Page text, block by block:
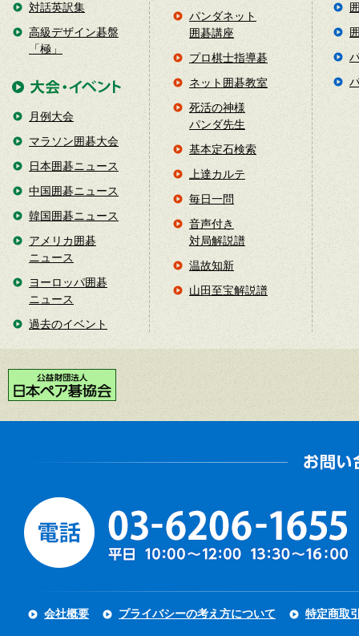
対話英訳集
高級デザイン碁盤
「極」
月例大会
マラソン囲碁大会
日本囲碁ニュース
中国囲碁ニュース
韓国囲碁ニュース
アメリカ囲碁
ニュース
ヨーロッパ囲碁
ニュース
過去のイベント
パンダネット
囲碁講座
プロ棋士指導碁
ネット囲碁教室
死活の神様
パンダ先生
基本定石検索
上達カルテ
毎日一問
音声付き
対局解説譜
温故知新
山田至宝解説譜
会社概要 プライバシーの考え方について 特定商取